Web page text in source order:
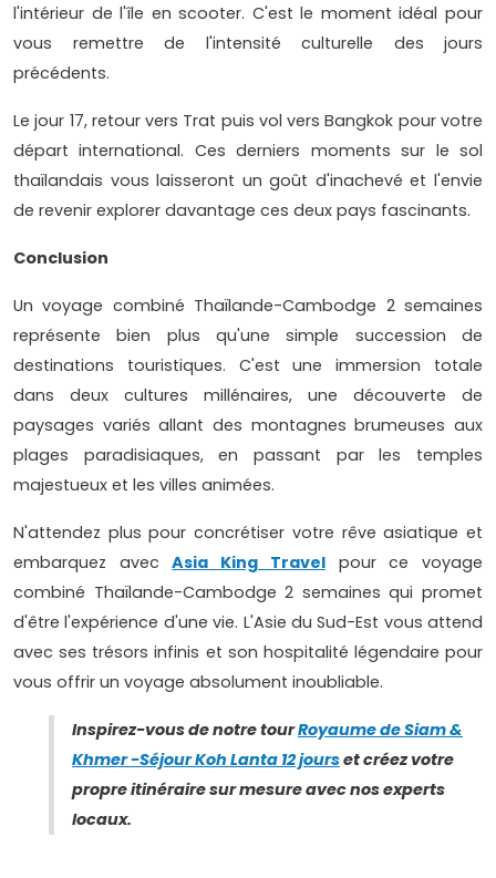
l'intérieur de l'île en scooter. C'est le moment idéal pour
vous remettre de l'intensité culturelle des jours
précédents.
Le jour 17, retour vers Trat puis vol vers Bangkok pour votre
départ international. Ces derniers moments sur le sol
thaïlandais vous laisseront un goût d'inachevé et l'envie
de revenir explorer davantage ces deux pays fascinants.
Conclusion
Un voyage combiné Thaïlande-Cambodge 2 semaines
représente bien plus qu'une simple succession de
destinations touristiques. C'est une immersion totale
dans deux cultures millénaires, une découverte de
paysages variés allant des montagnes brumeuses aux
plages paradisiaques, en passant par les temples
majestueux et les villes animées.
N'attendez plus pour concrétiser votre rêve asiatique et
embarquez avecAsia King Travelpour ce voyage
combiné Thaïlande-Cambodge 2 semaines qui promet
d'être l'expérience d'une vie. L'Asie du Sud-Est vous attend
avec ses trésors infinis et son hospitalité légendaire pour
vous offrir un voyage absolument inoubliable.
Inspirez-vous de notre tourRoyaume de Siam &
Khmer -Séjour Koh Lanta 12 jourset créez votre
propre itinéraire sur mesure avec nos experts
locaux.